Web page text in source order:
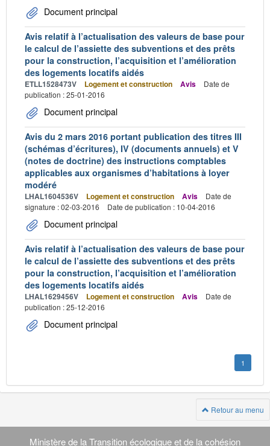
Document principal
Avis relatif à l’actualisation des valeurs de base pour
le calcul de l’assiette des subventions et des prêts
pour la construction, l’acquisition et l’amélioration
des logements locatifs aidés
ETLL1528473V Logement et construction Avis
Date de
publication : 25-01-2016
Document principal
Avis du 2 mars 2016 portant publication des titres III
(schémas d’écritures), IV (documents annuels) et V
(notes de doctrine) des instructions comptables
applicables aux organismes d’habitations à loyer
modéré
LHAL1604536V Logement et construction Avis
Date de
signature : 02-03-2016
Date de publication : 10-04-2016
Document principal
Avis relatif à l’actualisation des valeurs de base pour
le calcul de l’assiette des subventions et des prêts
pour la construction, l’acquisition et l’amélioration
des logements locatifs aidés
LHAL1629456V Logement et construction Avis
Date de
publication : 25-12-2016
Document principal
1
Retour au menu
Navigation
Ministère de la Transition écologique et de la cohésion